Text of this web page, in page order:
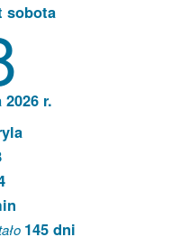
sobota
r.
145 dni